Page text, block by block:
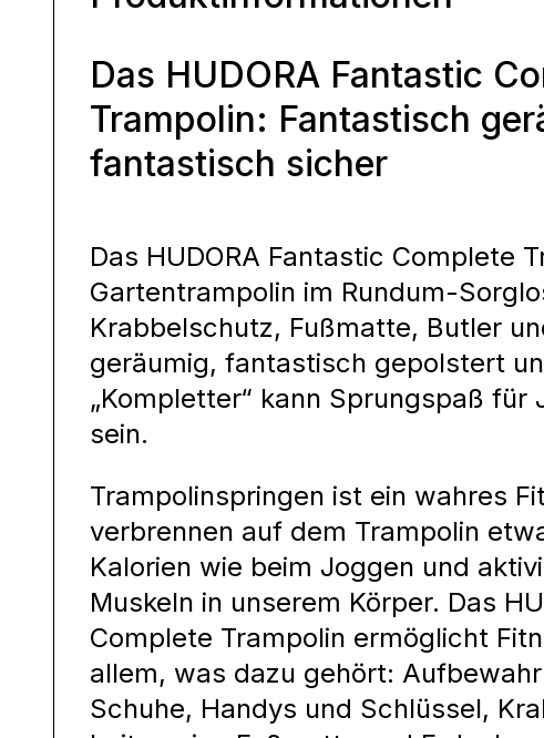
Das HUDORA Fantastic
Trampolin: Fantastisch
fantastisch sicher
Das HUDORA Fantastic Complete
Gartentrampolin im Rundum-
Krabbelschutz, Fußmatte, Butler
geräumig, fantastisch gepolstert
„Kompletter“ kann Sprungspaß für
sein.
Trampolinspringen ist ein wahres
verbrennen auf dem Trampolin
Kalorien wie beim Joggen und
Muskeln in unserem Körper. Das
Complete Trampolin ermöglicht
allem, was dazu gehört:
Schuhe, Handys und Schlüssel,